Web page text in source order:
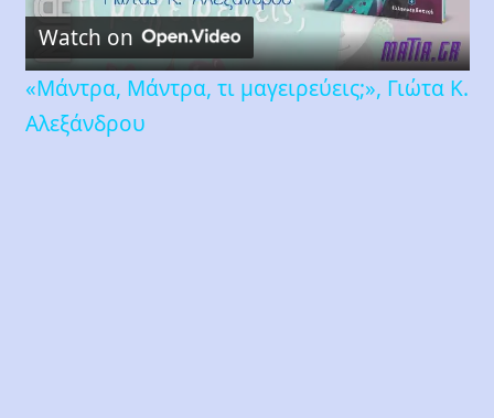
Video
Watch on
«Μάντρα, Μάντρα, τι μαγειρεύεις;», Γιώτα Κ.
Αλεξάνδρου